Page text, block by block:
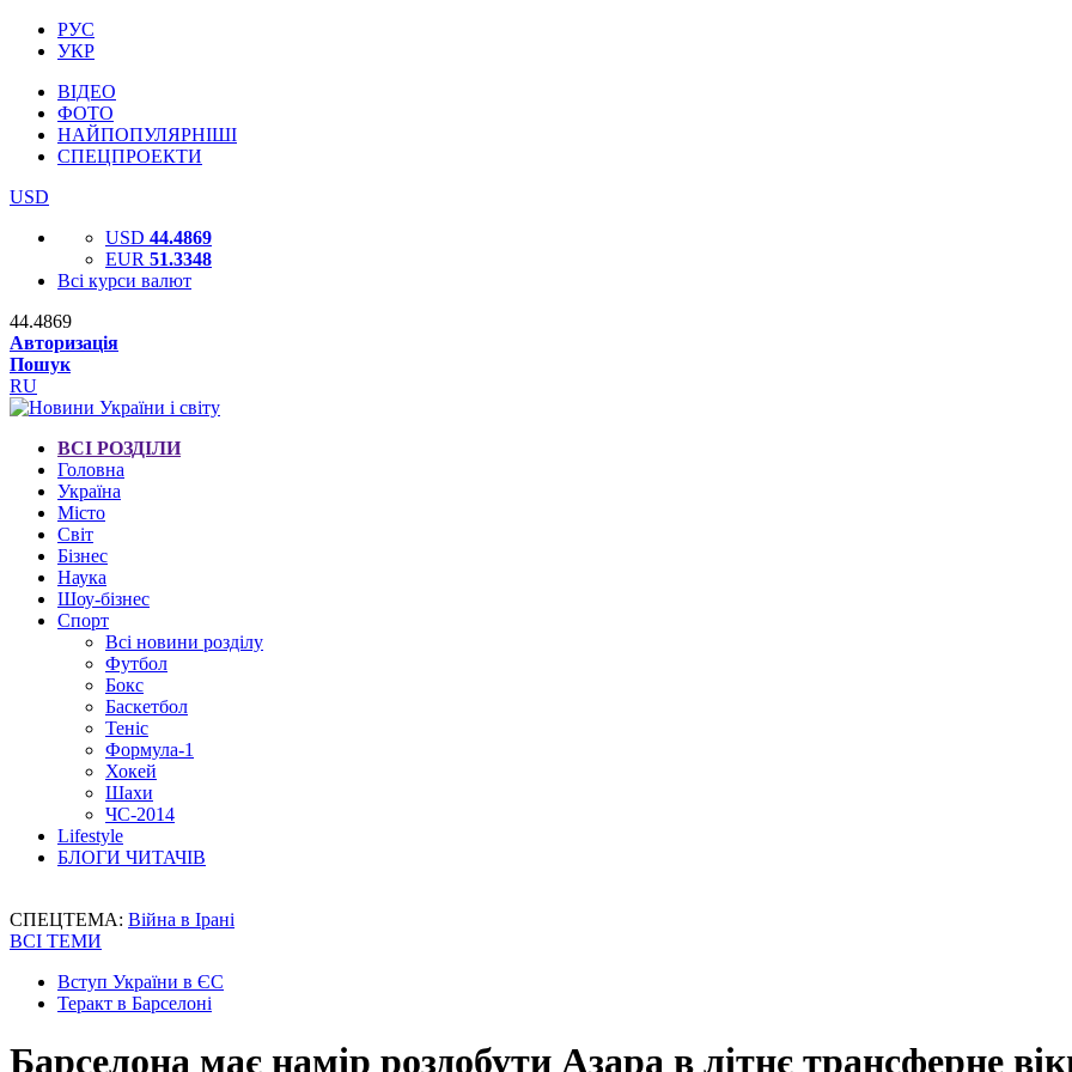
РУС
УКР
ВІДЕО
ФОТО
НАЙПОПУЛЯРНІШІ
СПЕЦПРОЕКТИ
USD
USD 44.4869
EUR 51.3348
Всі курси валют
44.4869
Авторизація
Пошук
RU
ВСІ РОЗДІЛИ
Головна
Україна
Місто
Світ
Бізнес
Наука
Шоу-бізнес
Спорт
Всі новини розділу
Футбол
Бокс
Баскетбол
Теніс
Формула-1
Хокей
Шахи
ЧС-2014
Lifestyle
БЛОГИ ЧИТАЧІВ
СПЕЦТЕМА: Війна в Ірані
ВСІ ТЕМИ
Вступ України в ЄС
Теракт в Барселоні
Барселона має намір роздобути Азара в літнє трансферне